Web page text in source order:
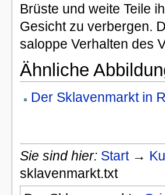
Brüste und weite Teile
Gesicht zu verbergen.
saloppe Verhalten des
Ähnliche
Der Sklavenmarkt in
Sie sind hier: Start→
sklavenmarkt.txt